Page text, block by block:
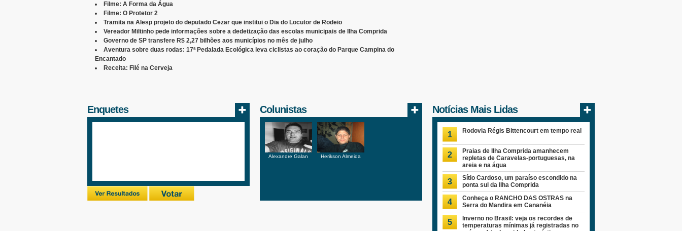
Filme: A Forma da Água
Filme: O Protetor 2
Tramita na Alesp projeto do deputado Cezar que institui o Dia do Locutor de Rodeio
Vereador Miltinho pede informações sobre a dedetização das escolas municipais de Ilha Comprida
Governo de SP transfere R$ 2,27 bilhões aos municípios no mês de julho
Aventura sobre duas rodas: 17ª Pedalada Ecológica leva ciclistas ao coração do Parque Campina do
Encantado
Receita: Filé na Cerveja
Enquetes Colunistas
Alexandre Galan Herikson Almeida
Notícias Mais Lidas
1 Rodovia Régis Bittencourt em tempo real
2
Praias de Ilha Comprida amanhecem
repletas de Caravelas-portuguesas, na
areia e na água
3
Sítio Cardoso, um paraíso escondido na
ponta sul da Ilha Comprida
4
Conheça o RANCHO DAS OSTRAS na
Serra do Mandira em Cananéia
5
Inverno no Brasil: veja os recordes de
temperaturas mínimas já registradas no